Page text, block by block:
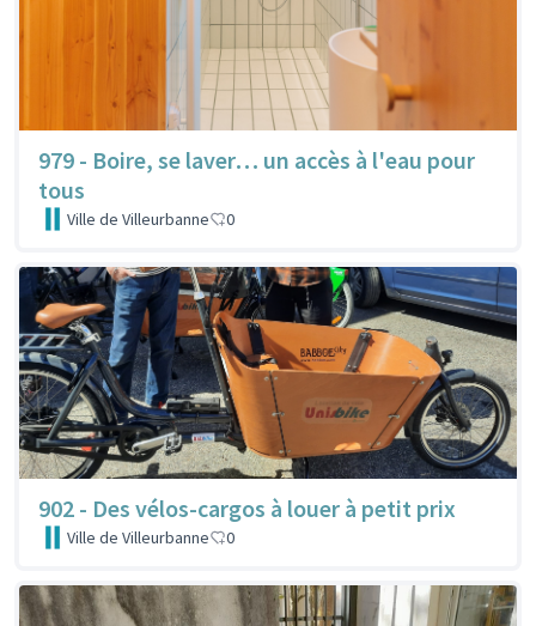
979 - Boire, se laver… un accès à l'eau pour
tous
Ville de Villeurbanne 0
902 - Des vélos-cargos à louer à petit prix
Ville de Villeurbanne 0